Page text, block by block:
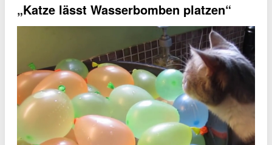
„Katze lässt Wasserbomben platzen“